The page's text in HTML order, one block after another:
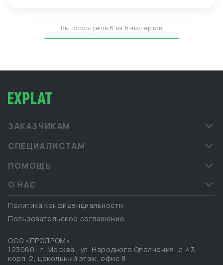
Вы посмотрели 8 из 8 экспертов
ЗАКАЗЧИКАМ
СПЕЦИАЛИСТАМ
ПОМОЩЬ
О НАС
Политика конфиденциальности
Пользовательское соглашение
ООО «ПРОДРОМ»
123060 , г. Москва , ул. Народного Ополчения, д. 43,
корп. 2, цокольный этаж, офис 8